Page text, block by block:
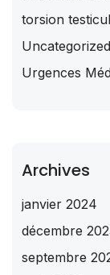
torsion
Uncategorized
Urgences
Archives
janvier 2024
décembre
septembre